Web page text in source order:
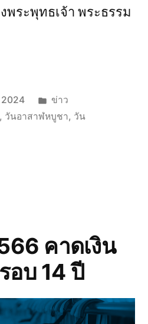
ระพุทธเจ้า พระธรรม
2024
Posted
in
ข่าว
, วันอาสาฬหบูชา, วัน
คาดเงิน
อบ 14 ปี